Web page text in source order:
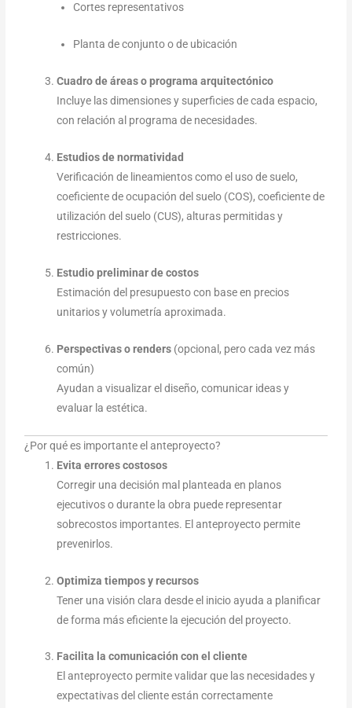
Cortes representativos
Planta de conjunto o de ubicación
Cuadro de áreas o programa arquitectónico
Incluye las dimensiones y superficies de cada espacio,
con relación al programa de necesidades.
Estudios de normatividad
Verificación de lineamientos como el uso de suelo,
coeficiente de ocupación del suelo (COS), coeficiente de
utilización del suelo (CUS), alturas permitidas y
restricciones.
Estudio preliminar de costos
Estimación del presupuesto con base en precios
unitarios y volumetría aproximada.
Perspectivas o renders (opcional, pero cada vez más
común)
Ayudan a visualizar el diseño, comunicar ideas y
evaluar la estética.
¿Por qué es importante el anteproyecto?
Evita errores costosos
Corregir una decisión mal planteada en planos
ejecutivos o durante la obra puede representar
sobrecostos importantes. El anteproyecto permite
prevenirlos.
Optimiza tiempos y recursos
Tener una visión clara desde el inicio ayuda a planificar
de forma más eficiente la ejecución del proyecto.
Facilita la comunicación con el cliente
El anteproyecto permite validar que las necesidades y
expectativas del cliente están correctamente